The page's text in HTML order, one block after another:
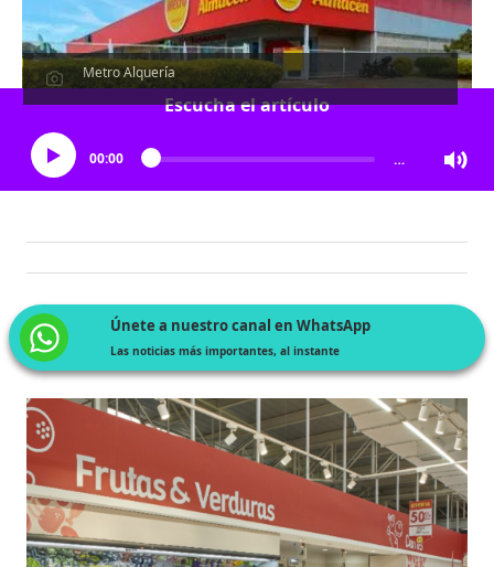
Metro Alquería
Escucha el artículo
00:00 …
Únete a nuestro canal en WhatsApp
Las noticias más importantes, al instante